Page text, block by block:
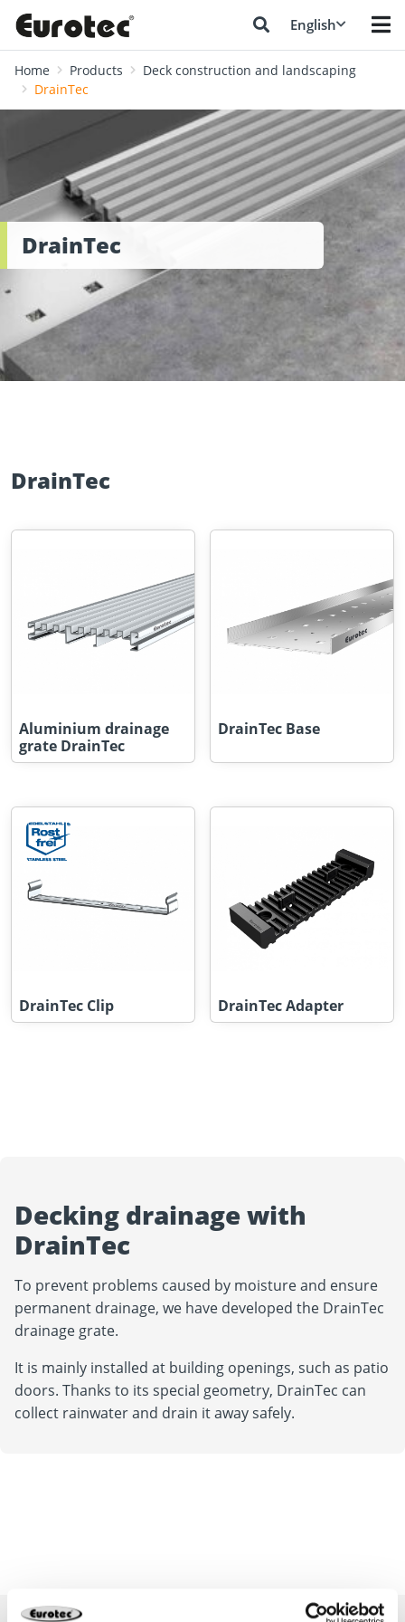
English
Home Products
Deck construction and landscaping
DrainTec
DrainTec
DrainTec
Aluminium drainage
grate DrainTec
DrainTec Base
DrainTec Clip DrainTec Adapter
Decking drainage with
DrainTec
To prevent problems caused by moisture and ensure
permanent drainage, we have developed the DrainTec
drainage grate.
It is mainly installed at building openings, such as patio
doors. Thanks to its special geometry, DrainTec can
collect rainwater and drain it away safely.